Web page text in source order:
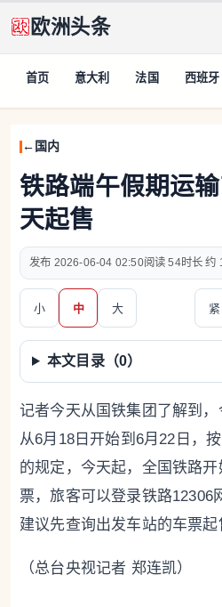
欧洲头条
首页 意大利 法国 西班牙
国内
铁路端午假期运
天起售
2026-06-04 02:50 54 约
小 中 大 紧
本文目录（0）
记者今天从国铁集团了解到
从6月18日开始到6月22日，
的规定，今天起，全国铁路
票，旅客可以登录铁路12306
建议先查询出发车站的车票起
（总台央视记者 郑连凯）